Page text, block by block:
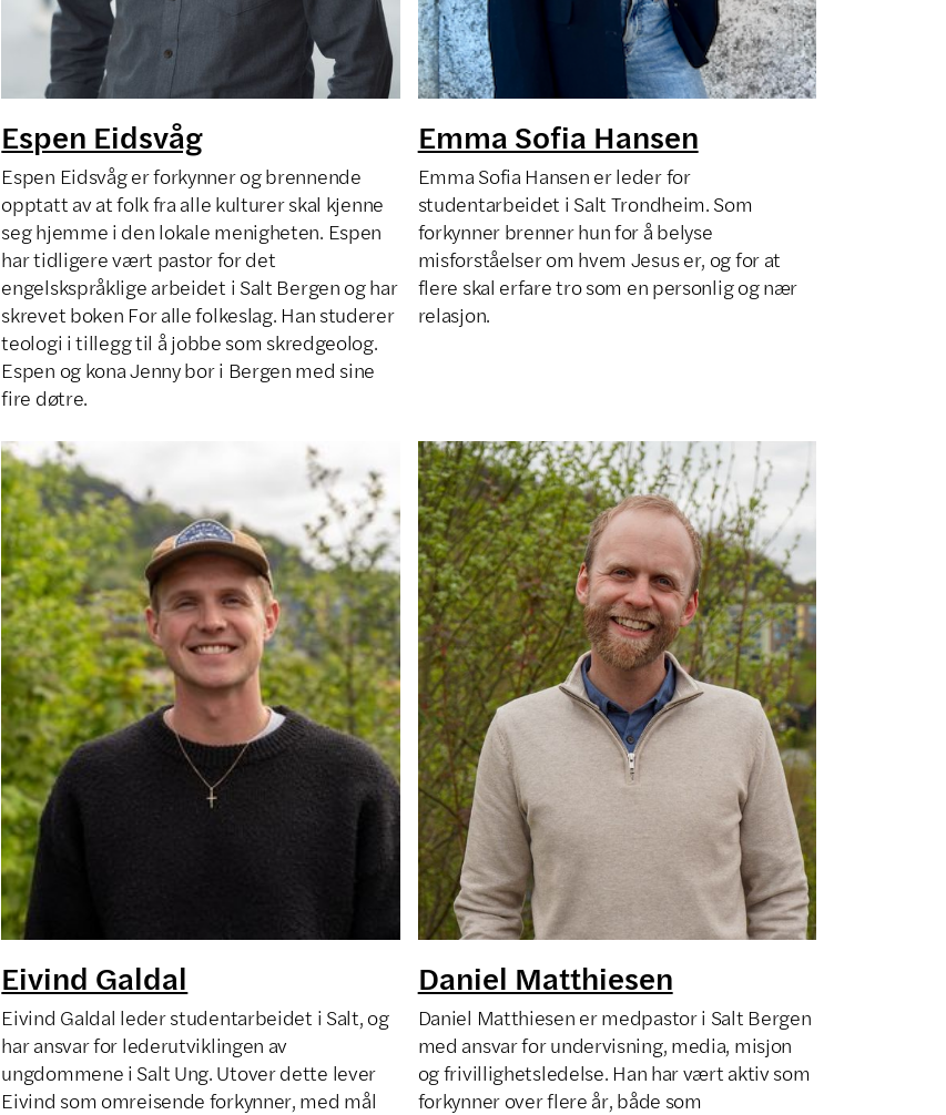
Espen Eidsvåg
Espen Eidsvåg er forkynner og brennende
opptatt av at folk fra alle kulturer skal kjenne
seg hjemme i den lokale menigheten. Espen
har tidligere vært pastor for det
engelskspråklige arbeidet i Salt Bergen og har
skrevet boken For alle folkeslag. Han studerer
teologi i tillegg til å jobbe som skredgeolog.
Espen og kona Jenny bor i Bergen med sine
fire døtre.
Emma Sofia Hansen
Emma Sofia Hansen er leder for
studentarbeidet i Salt Trondheim. Som
forkynner brenner hun for å belyse
misforståelser om hvem Jesus er, og for at
flere skal erfare tro som en personlig og nær
relasjon.
Eivind Galdal
Eivind Galdal leder studentarbeidet i Salt, og
har ansvar for lederutviklingen av
ungdommene i Salt Ung. Utover dette lever
Eivind som omreisende forkynner, med mål
Daniel Matthiesen
Daniel Matthiesen er medpastor i Salt Bergen
med ansvar for undervisning, media, misjon
og frivillighetsledelse. Han har vært aktiv som
forkynner over flere år, både som